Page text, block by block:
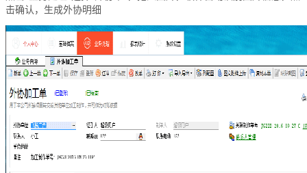
击确认，生成外协明细